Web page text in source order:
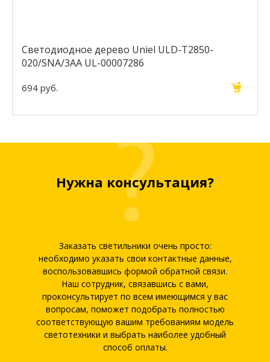
Светодиодное дерево Uniel ULD-T2850-
020/SNA/3AA UL-00007286
694 руб.
Нужна консультация?
Заказать светильники очень просто:
необходимо указать свои контактные данные,
воспользовавшись формой обратной связи.
Наш сотрудник, связавшись с вами,
проконсультирует по всем имеющимся у вас
вопросам, поможет подобрать полностью
соответствующую вашим требованиям модель
светотехники и выбрать наиболее удобный
способ оплаты.